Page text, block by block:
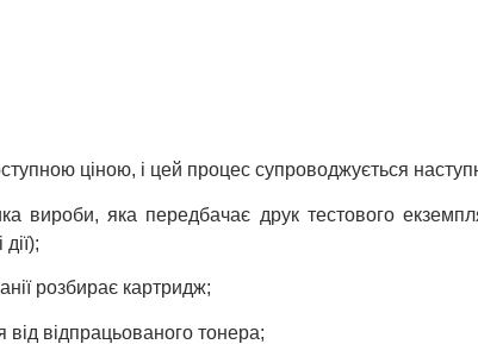
ціною, і цей процес супроводжується
вироби, яка передбачає друк тестового
розбирає картридж;
відпрацьованого тонера;